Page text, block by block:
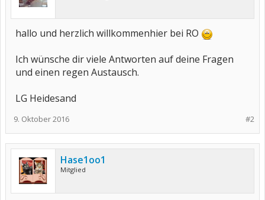
hallo und herzlich willkommenhier bei RO
Ich wünsche dir viele Antworten auf deine Fragen
und einen regen Austausch.
LG Heidesand
#2
9. Oktober 2016
Hase1oo1
Mitglied